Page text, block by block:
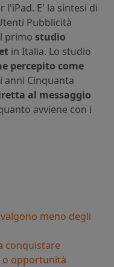
E' la sintesi di
Pubblicità
primo studio
in Italia. Lo studio
percepito come
anni Cinquanta
al messaggio
avviene con i
meno degli
conquistare
o opportunità